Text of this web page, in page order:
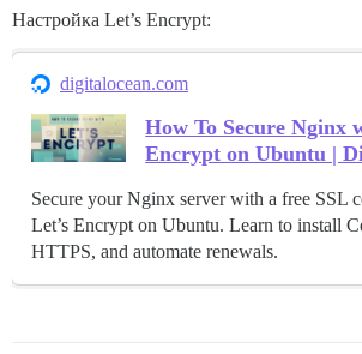
Настройка Let’s Encrypt:
digitalocean.com
How To Secure Nginx
Encrypt on Ubuntu |
Secure your Nginx server with a free SSL
Let’s Encrypt on Ubuntu. Learn to install
HTTPS, and automate renewals.